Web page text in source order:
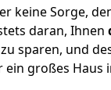
keine Sorge,
daran, Ihnen
sparen, und
großes